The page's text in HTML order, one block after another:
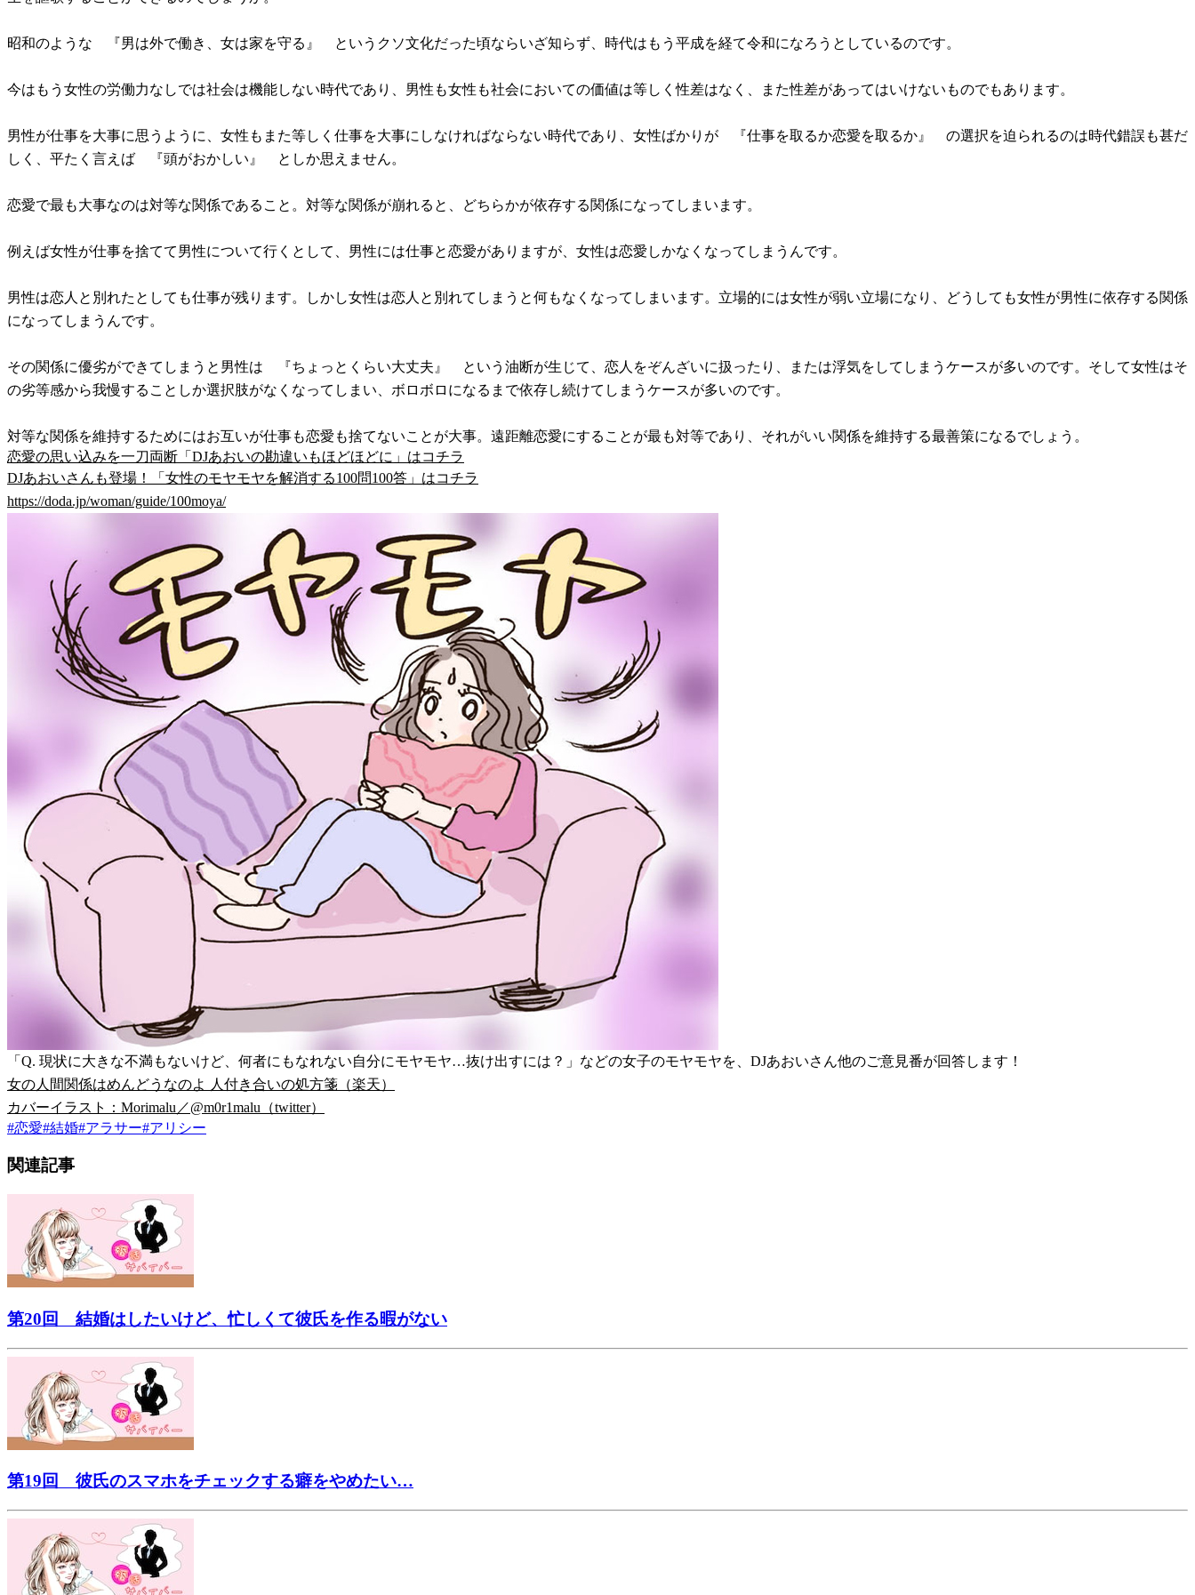
昭和のような 『男は外で働き、女は家を守る』 というクソ文化だった頃ならいざ知らず、時代はもう平成を経て令和になろうとしているのです。
今はもう女性の労働力なしでは社会は機能しない時代であり、男性も女性も社会においての価値は等しく性差はなく、また性差があってはいけないものでもあります。
男性が仕事を大事に思うように、女性もまた等しく仕事を大事にしなければならない時代であり、女性ばかりが 『仕事を取るか恋愛を取るか』 の選択を迫られるのは時代錯誤も甚だ
しく、平たく言えば 『頭がおかしい』 としか思えません。
恋愛で最も大事なのは対等な関係であること。対等な関係が崩れると、どちらかが依存する関係になってしまいます。
例えば女性が仕事を捨てて男性について行くとして、男性には仕事と恋愛がありますが、女性は恋愛しかなくなってしまうんです。
男性は恋人と別れたとしても仕事が残ります。しかし女性は恋人と別れてしまうと何もなくなってしまいます。立場的には女性が弱い立場になり、どうしても女性が男性に依存する関係
になってしまうんです。
その関係に優劣ができてしまうと男性は 『ちょっとくらい大丈夫』 という油断が生じて、恋人をぞんざいに扱ったり、または浮気をしてしまうケースが多いのです。そして女性はそ
の劣等感から我慢することしか選択肢がなくなってしまい、ボロボロになるまで依存し続けてしまうケースが多いのです。
対等な関係を維持するためにはお互いが仕事も恋愛も捨てないことが大事。遠距離恋愛にすることが最も対等であり、それがいい関係を維持する最善策になるでしょう。
恋愛の思い込みを一刀両断「DJあおいの勘違いもほどほどに」はコチラ
DJあおいさんも登場！「女性のモヤモヤを解消する100問100答」はコチラ
https://doda.jp/woman/guide/100moya/
「Q. 現状に大きな不満もないけど、何者にもなれない自分にモヤモヤ…抜け出すには？」などの女子のモヤモヤを、DJあおいさん他のご意見番が回答します！
女の人間関係はめんどうなのよ 人付き合いの処方箋（楽天）
カバーイラスト：Morimalu／@m0r1malu（twitter）
#恋愛#結婚#アラサー#アリシー
関連記事
第20回 結婚はしたいけど、忙しくて彼氏を作る暇がない
第19回 彼氏のスマホをチェックする癖をやめたい…